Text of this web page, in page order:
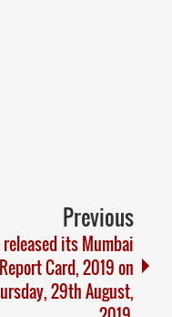
Previous
released its Mumbai
Card, 2019 on
29th August,